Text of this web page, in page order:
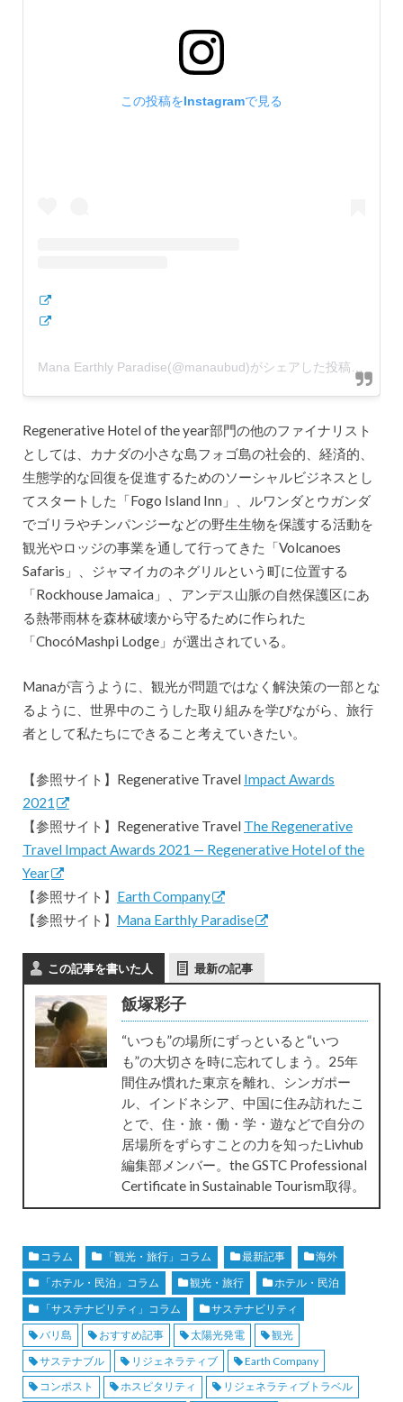
この投稿をInstagramで見る
Regenerative Hotel of the year部門の他のファイナリスト
としては、カナダの小さな島フォゴ島の社会的、経済的、
生態学的な回復を促進するためのソーシャルビジネスとし
てスタートした「Fogo Island Inn」、ルワンダとウガンダ
でゴリラやチンパンジーなどの野生生物を保護する活動を
観光やロッジの事業を通して行ってきた「Volcanoes
Safaris」、​​ジャマイカのネグリルという町に位置する
「Rockhouse Jamaica」、アンデス山脈の自然保護区にあ
る熱帯雨林を森林破壊から守るために作られた
「ChocóMashpi Lodge」が選出されている。
Manaが言うように、観光が問題ではなく解決策の一部とな
るように、世界中のこうした取り組みを学びながら、旅行
者として私たちにできること考えていきたい。
【参照サイト】Regenerative Travel Impact Awards
2021
【参照サイト】Regenerative Travel The Regenerative
Travel Impact Awards 2021 — Regenerative Hotel of the
Year
【参照サイト】 Earth Company
【参照サイト】 Mana Earthly Paradise
この記事を書いた人 最新の記事
飯塚彩子
“いつも”の場所にずっといると“いつ
も”の大切さを時に忘れてしまう。25年
間住み慣れた東京を離れ、シンガポー
ル、インドネシア、中国に住み訪れたこ
とで、住・旅・働・学・遊などで自分の
居場所をずらすことの力を知ったLivhub
編集部メンバー。the GSTC Professional
Certificate in Sustainable Tourism取得。
コラム 「観光・旅行」コラム 最新記事
海外
「ホテル・民泊」コラム
観光・旅行
ホテル・民泊
「サステナビリティ」コラム
サステナビリティ
バリ島
おすすめ記事 太陽光発電
観光
サステナブル
リジェネラティブ
Earth Company
コンポスト
ホスピタリティ
リジェネラティブトラベル